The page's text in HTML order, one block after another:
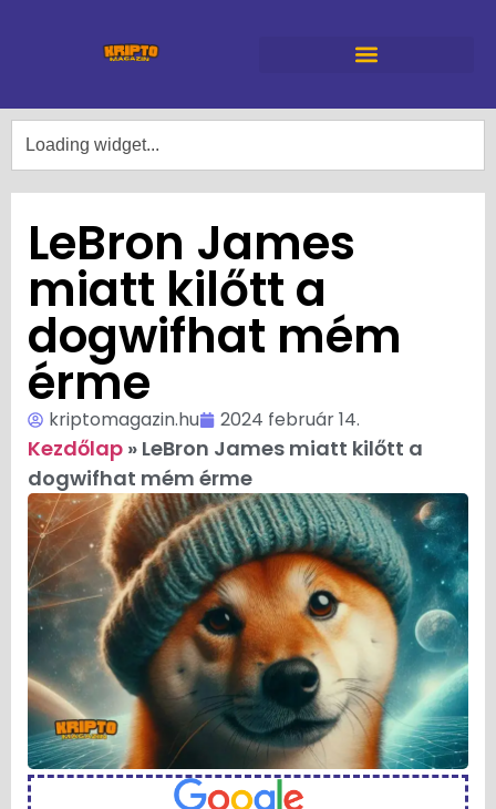
LeBron James
miatt kilőtt a
dogwifhat mém
érme
kriptomagazin.hu 2024 február 14.
Kezdőlap » LeBron James miatt kilőtt a
dogwifhat mém érme